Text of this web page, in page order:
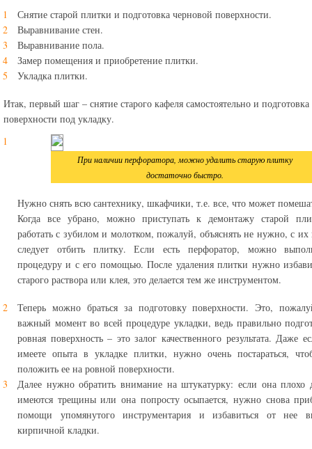
Снятие старой плитки и подготовка черновой поверхности.
Выравнивание стен.
Выравнивание пола.
Замер помещения и приобретение плитки.
Укладка плитки.
Итак, первый шаг – снятие старого кафеля самостоятельно и
поверхности под укладку.
При наличии перфоратора, можно удалить старую плитку
достаточно быстро.
Нужно снять всю сантехнику, шкафчики, т.е. все, что может
Когда все убрано, можно приступать к демонтажу старой
работать с зубилом и молотком, пожалуй, объяснять не нужно, с
следует отбить плитку. Если есть перфоратор, можно
процедуру и с его помощью. После удаления плитки нужно
старого раствора или клея, это делается тем же инструментом.
Теперь можно браться за подготовку поверхности. Это,
важный момент во всей процедуре укладки, ведь правильно
ровная поверхность – это залог качественного результата. Даже
имеете опыта в укладке плитки, нужно очень постараться,
положить ее на ровной поверхности.
Далее нужно обратить внимание на штукатурку: если она плохо
имеются трещины или она попросту осыпается, нужно снова
помощи упомянутого инструментария и избавиться от нее
кирпичной кладки.